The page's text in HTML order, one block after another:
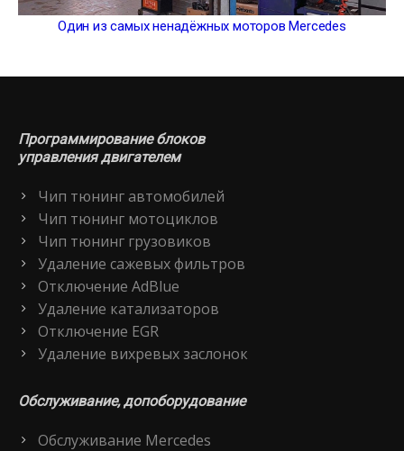
Один из самых ненадёжных моторов Mercedes
Программирование блоков
управления двигателем
Чип тюнинг автомобилей
Чип тюнинг мотоциклов
Чип тюнинг грузовиков
Удаление сажевых фильтров
Отключение AdBlue
Удаление катализаторов
Отключение EGR
Удаление вихревых заслонок
Обслуживание, допоборудование
Обслуживание Mercedes